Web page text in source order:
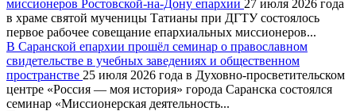
миссионеров Ростовской-на-Дону епархии 27 июля 2026 года
в храме святой мученицы Татианы при ДГТУ состоялось
первое рабочее совещание епархиальных миссионеров...
В Саранской епархии прошёл семинар о православном
свидетельстве в учебных заведениях и общественном
пространстве 25 июля 2026 года в Духовно-просветительском
центре «Россия — моя история» города Саранска состоялся
семинар «Миссионерская деятельность...